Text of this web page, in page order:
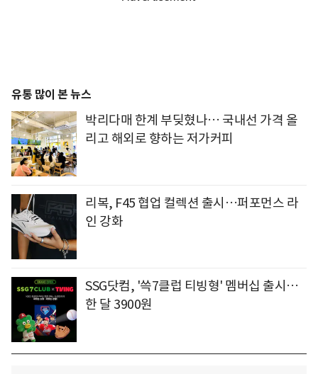
유통 많이 본 뉴스
박리다매 한계 부딪혔나… 국내선 가격 올
리고 해외로 향하는 저가커피
리복, F45 협업 컬렉션 출시…퍼포먼스 라
인 강화
SSG닷컴, '쓱7클럽 티빙형' 멤버십 출시…
한 달 3900원